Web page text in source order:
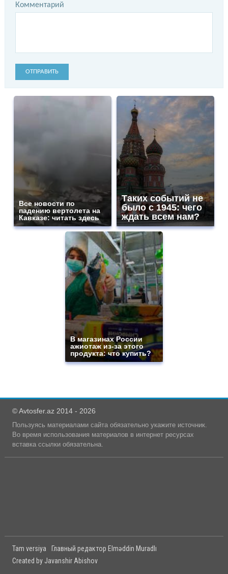
Комментарий
ОТПРАВИТЬ
Все новости по
падению вертолета на
Кавказе: читать здесь
Таких событий не
было с 1945: чего
ждать всем нам?
В магазинах России
ажиотаж из-за этого
продукта: что купить?
© Avtosfer.az 2014 - 2026
Пользуясь материалами сайта обязательно укажите источник.
Во время использования материалов в интернет ресурсах
вставка ссылки обязательна.
Tam versiya
Главный редактор Elməddin Muradlı
Created by Javanshir Abishov